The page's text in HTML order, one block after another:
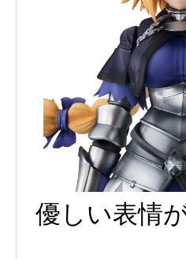
優しい表情